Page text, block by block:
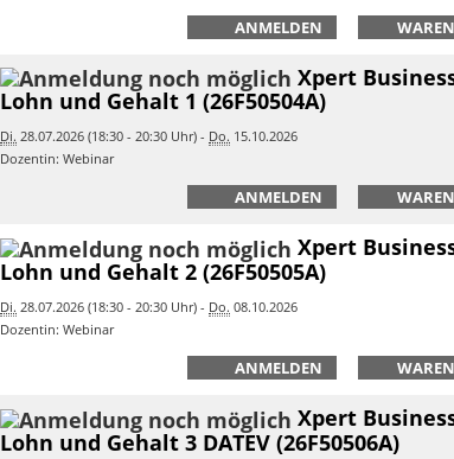
ANMELDEN
Xpert
Lohn und Gehalt 1 (26F50504A)
Di. 28.07.2026 (18:30 - 20:30 Uhr) - Do. 15.10.2026
Dozentin: Webinar
ANMELDEN
Xpert
Lohn und Gehalt 2 (26F50505A)
Di. 28.07.2026 (18:30 - 20:30 Uhr) - Do. 08.10.2026
Dozentin: Webinar
ANMELDEN
Xpert
Lohn und Gehalt 3 DATEV (26F50506A)